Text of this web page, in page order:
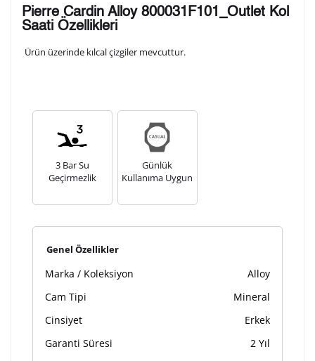
arka kapağına gravür tekniği ile formda belirtmiş
olduğunuz şekilde işlenecektir.
3. Satır
sebebi ile 1-2 iş günü uzamaktadır. Gravür İşlemi
tamamlandıktan sonra siparişiniz kargoya verilecektir.
Pierre Cardin Alloy 800031F101_Outlet Kol
Saati Özellikleri
Ürün üzerinde kılcal çizgiler mevcuttur.
3 Bar Su
Geçirmezlik
Günlük
Kullanıma Uygun
Genel Özellikler
Marka / Koleksiyon
Alloy
Cam Tipi
Mineral
Cinsiyet
Erkek
Garanti Süresi
2 Yıl